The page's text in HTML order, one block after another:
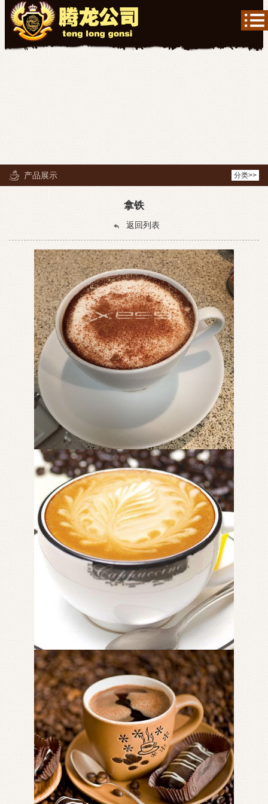
产品展示 分类>>
拿铁
返回列表